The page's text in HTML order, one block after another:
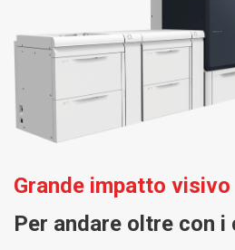
Grande impatto visivo
Per andare oltre con i